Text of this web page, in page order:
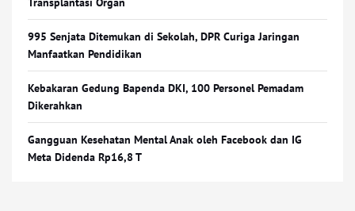
995 Senjata Ditemukan di Sekolah, DPR Curiga Jaringan
Manfaatkan Pendidikan
Kebakaran Gedung Bapenda DKI, 100 Personel Pemadam
Dikerahkan
Gangguan Kesehatan Mental Anak oleh Facebook dan IG
Meta Didenda Rp16,8 T